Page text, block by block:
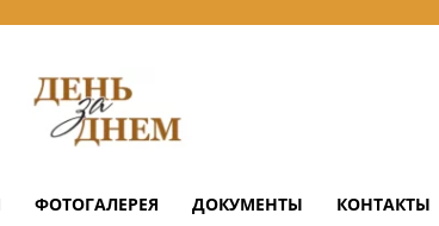
за
днем
ФОТОГАЛЕРЕЯ ДОКУМЕНТЫ КОНТАКТЫ